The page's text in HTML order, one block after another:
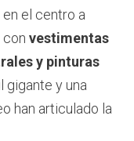
el centro a
con vestimentas
y pinturas
gigante y una
han articulado la